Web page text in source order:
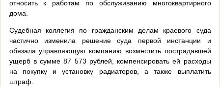
относить к работам по обслуживанию многоквартирного
дома.
Судебная коллегия по гражданским делам краевого суда
частично изменила решение суда первой инстанции и
обязала управляющую компанию возместить пострадавшей
ущерб в сумме 87 573 рублей, компенсировать ей расходы
на покупку и установку радиаторов, а также выплатить
штраф.